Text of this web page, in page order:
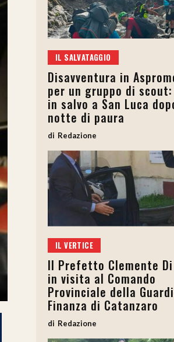
IL SALVATAGGIO
Disavventura in
per un gruppo di
in salvo a San Luca
notte di paura
Redazione
IL VERTICE
Il Prefetto Clemente Di
in visita al Comando
Provinciale della
Finanza di Catanzaro
Redazione